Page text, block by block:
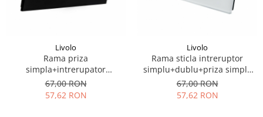
Livolo
Rama priza
simpla+intrerupator
dublu+intrerupator simplu
Livolo
67,00 RON
57,62 RON
Livolo
Rama sticla intreruptor
simplu+dublu+priza simpla
Livolo
67,00 RON
57,62 RON